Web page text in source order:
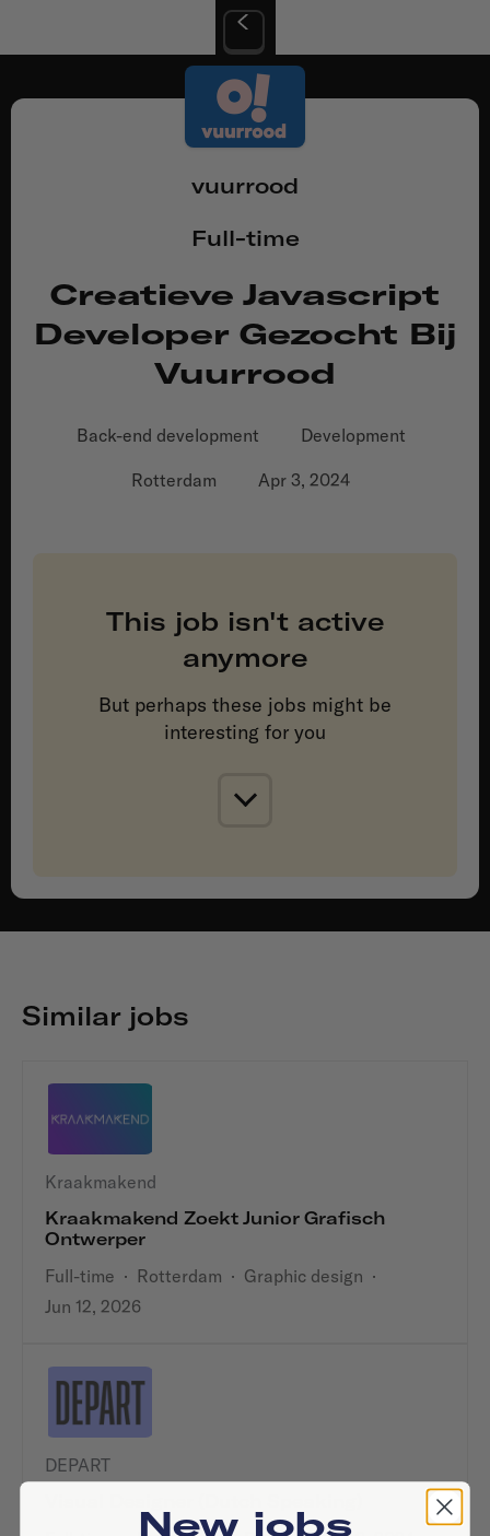
vuurrood
Full-time
Creatieve Javascript
Developer Gezocht Bij
Vuurrood
Back-end development Development
Rotterdam Apr 3, 2024
This job isn't active
anymore
But perhaps these jobs might be
interesting for you
Similar jobs
Kraakmakend
Kraakmakend Zoekt Junior Grafisch
Ontwerper
Full-time · Rotterdam · Graphic design ·
Jun 12, 2026
DEPART
New jobs